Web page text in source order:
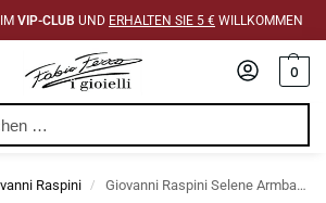
VIP-CLUB UND ERHALTEN SIE 5 € WILLKOMMEN
0
Raspini / Giovanni Raspini Selene Armband